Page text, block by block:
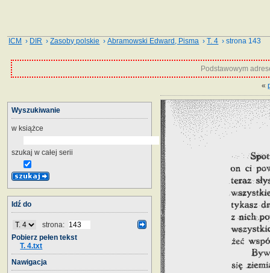
ICM › DIR ›Zasoby polskie ›Abramowski Edward, Pisma ›T. 4 › strona 143
Podstawowym
«
Wyszukiwanie
w książce
szukaj w całej serii
Idź do
strona:
Pobierz pełen tekst
T. 4.txt
Nawigacja